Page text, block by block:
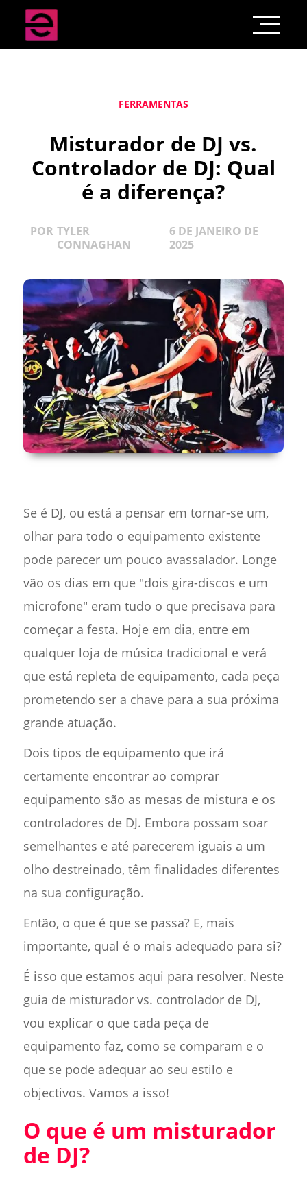
FERRAMENTAS
Misturador de DJ vs.
Controlador de DJ: Qual
é a diferença?
POR TYLER
CONNAGHAN
6 DE JANEIRO DE
2025
Se é DJ, ou está a pensar em tornar-se um,
olhar para todo o equipamento existente
pode parecer um pouco avassalador. Longe
vão os dias em que "dois gira-discos e um
microfone" eram tudo o que precisava para
começar a festa. Hoje em dia, entre em
qualquer loja de música tradicional e verá
que está repleta de equipamento, cada peça
prometendo ser a chave para a sua próxima
grande atuação.
Dois tipos de equipamento que irá
certamente encontrar ao comprar
equipamento são as mesas de mistura e os
controladores de DJ. Embora possam soar
semelhantes e até parecerem iguais a um
olho destreinado, têm finalidades diferentes
na sua configuração.
Então, o que é que se passa? E, mais
importante, qual é o mais adequado para si?
É isso que estamos aqui para resolver. Neste
guia de misturador vs. controlador de DJ,
vou explicar o que cada peça de
equipamento faz, como se comparam e o
que se pode adequar ao seu estilo e
objectivos. Vamos a isso!
O que é um misturador
de DJ?